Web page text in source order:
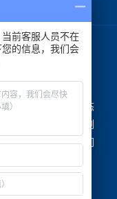
新闻动态
成功案例
联系我们
前客服人员不在
的信息，我们会